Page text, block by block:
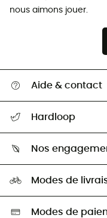
nous aimons jouer.
Aide & contact
Retour & remboursement
Guide des tailles
Seconde Main
Aide & Contact
Hardloop
HardGuides
Nos
Sélection éco-
Modes de
Modes de